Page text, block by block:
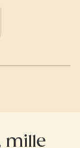
mille